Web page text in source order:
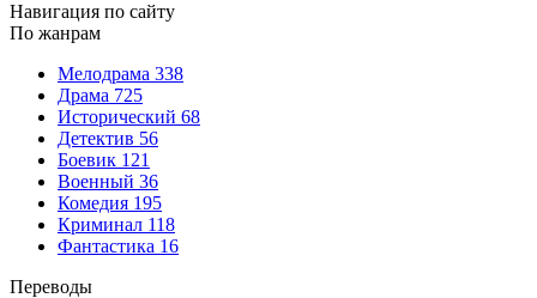
Навигация по сайту
По жанрам
Мелодрама 338
Драма 725
Исторический 68
Детектив 56
Боевик 121
Военный 36
Комедия 195
Криминал 118
Фантастика 16
Переводы